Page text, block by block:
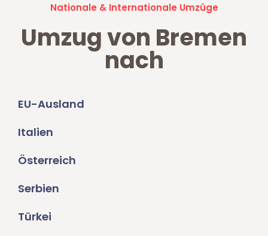
Nationale & Internationale Umzüge
Umzug von Bremen
nach
EU-Ausland
Italien
Österreich
Serbien
Türkei